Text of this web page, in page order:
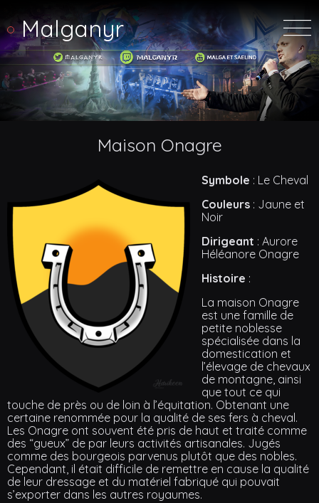
Malganyr
Maison Onagre
Symbole : Le Cheval
Couleurs : Jaune et
Noir
Dirigeant : Aurore
Héléanore Onagre
Histoire :
La maison Onagre
est une famille de
petite noblesse
spécialisée dans la
domestication et
l’élevage de chevaux
de montagne, ainsi
que tout ce qui
touche de près ou de loin à l’équitation. Obtenant une
certaine renommée pour la qualité de ses fers à cheval.
Les Onagre ont souvent été pris de haut et traité comme
des “gueux” de par leurs activités artisanales. Jugés
comme des bourgeois parvenus plutôt que des nobles.
Cependant, il était difficile de remettre en cause la qualité
de leur dressage et du matériel fabriqué qui pouvait
s’exporter dans les autres royaumes.